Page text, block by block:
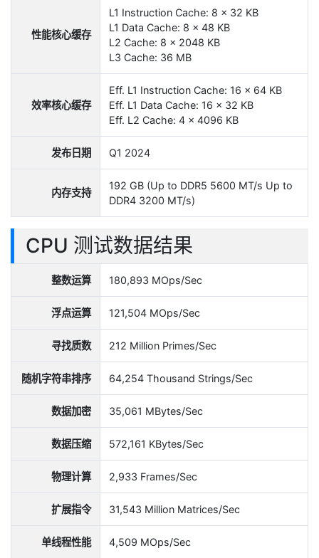
性能核心缓存
L1 Instruction Cache: 8 x 32 KB
L1 Data Cache: 8 x 48 KB
L2 Cache: 8 x 2048 KB
L3 Cache: 36 MB
效率核心缓存
Eff. L1 Instruction Cache: 16 x 64 KB
Eff. L1 Data Cache: 16 x 32 KB
Eff. L2 Cache: 4 x 4096 KB
发布日期 Q1 2024
内存支持
192 GB (Up to DDR5 5600 MT/s Up to
DDR4 3200 MT/s)
CPU 测试数据结果
整数运算 180,893 MOps/Sec
浮点运算 121,504 MOps/Sec
寻找质数 212 Million Primes/Sec
随机字符串排序 64,254 Thousand Strings/Sec
数据加密 35,061 MBytes/Sec
数据压缩 572,161 KBytes/Sec
物理计算 2,933 Frames/Sec
扩展指令 31,543 Million Matrices/Sec
单线程性能 4,509 MOps/Sec